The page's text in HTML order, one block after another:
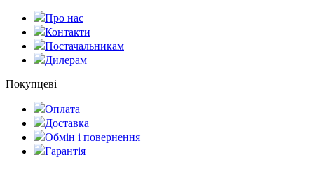
Про нас
Контакти
Постачальникам
Дилерам
Покупцеві
Оплата
Доставка
Обмін і повернення
Гарантія